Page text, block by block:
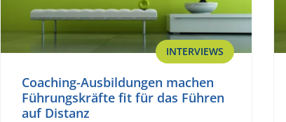
INTERVIEWS
Coaching-Ausbildungen machen
Führungskräfte fit für das Führen
auf Distanz